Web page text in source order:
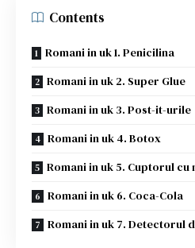
Contents
Romani in uk 1. Penicilina
Romani in uk 2. Super Glue
Romani in uk 3. Post-it-urile
Romani in uk 4. Botox
Romani in uk 5. Cuptorul
Romani in uk 6. Coca-Cola
Romani in uk 7. Detectorul